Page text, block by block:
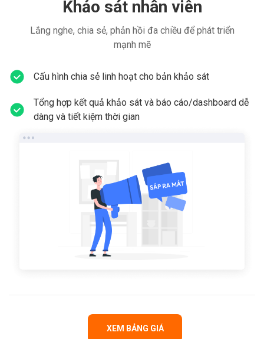
Khảo sát nhân viên
Lắng nghe, chia sẻ, phản hồi đa chiều để phát triển
mạnh mẽ
Cấu hình chia sẻ linh hoạt cho bản khảo sát
Tổng hợp kết quả khảo sát và báo cáo/dashboard dễ
dàng và tiết kiệm thời gian
XEM BẢNG GIÁ